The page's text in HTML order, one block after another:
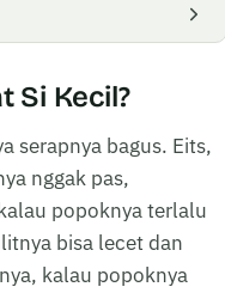
Si Kecil?
serapnya bagus. Eits,
nggak pas,
popoknya terlalu
bisa lecet dan
kalau popoknya